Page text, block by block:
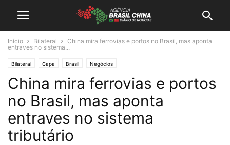
Início Bilateral
China mira ferrovias e portos no Brasil, mas aponta
entraves no sistema...
Bilateral Capa Brasil Negócios
China mira ferrovias e portos
no Brasil, mas aponta
entraves no sistema
tributário